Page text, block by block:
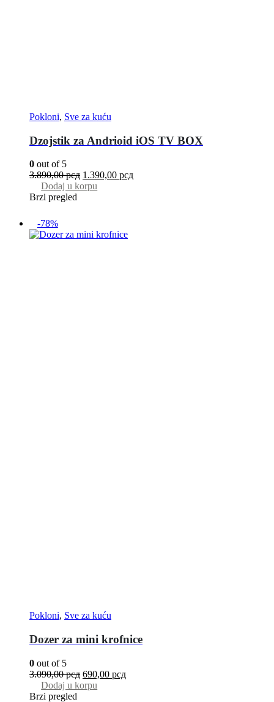
Pokloni, Sve za kuću
Dzojstik za Andrioid iOS TV BOX
0 out of 5
3.890,00рсд 1.390,00 рсд
Dodaj u korpu
Brzi pregled
-78%
Pokloni, Sve za kuću
Dozer za mini krofnice
0 out of 5
3.090,00рсд 690,00 рсд
Dodaj u korpu
Brzi pregled